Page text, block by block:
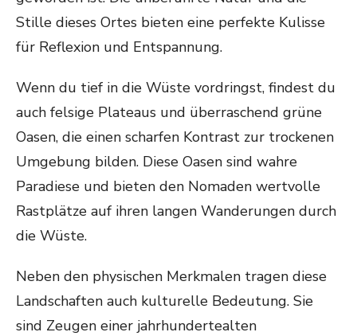
Stille dieses Ortes bieten eine perfekte Kulisse
für Reflexion und Entspannung.
Wenn du tief in die Wüste vordringst, findest du
auch felsige Plateaus und überraschend grüne
Oasen, die einen scharfen Kontrast zur trockenen
Umgebung bilden. Diese Oasen sind wahre
Paradiese und bieten den Nomaden wertvolle
Rastplätze auf ihren langen Wanderungen durch
die Wüste.
Neben den physischen Merkmalen tragen diese
Landschaften auch kulturelle Bedeutung. Sie
sind Zeugen einer jahrhundertealten